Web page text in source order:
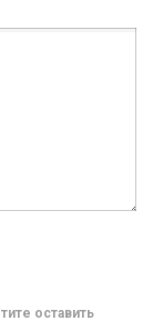
оставить